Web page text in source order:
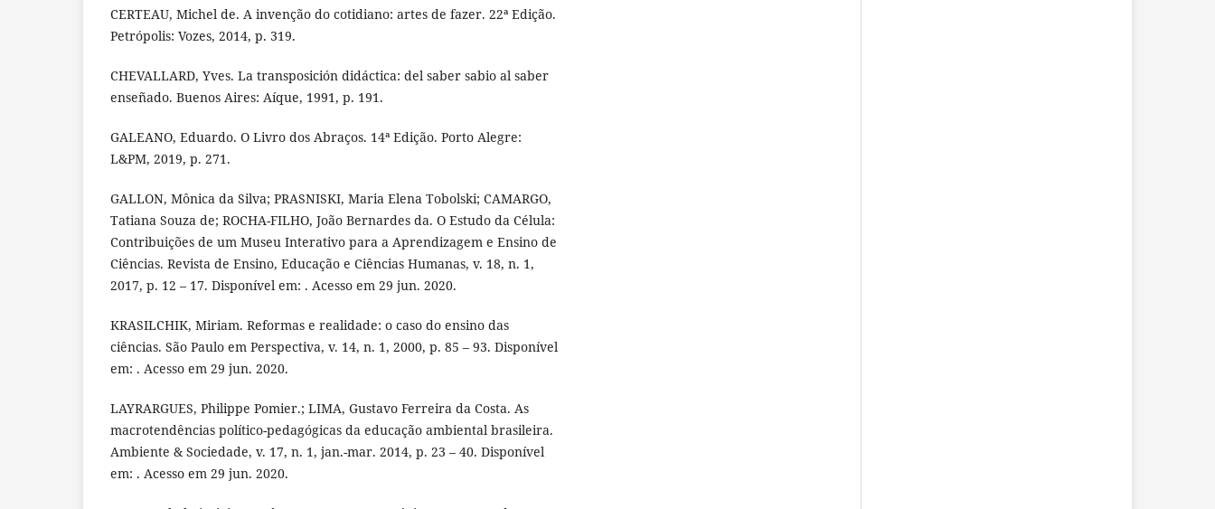
CERTEAU, Michel de. A invenção do cotidiano: artes de fazer. 22ª Edição.
Petrópolis: Vozes, 2014, p. 319.
CHEVALLARD, Yves. La transposición didáctica: del saber sabio al saber
enseñado. Buenos Aires: Aíque, 1991, p. 191.
GALEANO, Eduardo. O Livro dos Abraços. 14ª Edição. Porto Alegre:
L&PM, 2019, p. 271.
GALLON, Mônica da Silva; PRASNISKI, Maria Elena Tobolski; CAMARGO,
Tatiana Souza de; ROCHA-FILHO, João Bernardes da. O Estudo da Célula:
Contribuições de um Museu Interativo para a Aprendizagem e Ensino de
Ciências. Revista de Ensino, Educação e Ciências Humanas, v. 18, n. 1,
2017, p. 12 – 17. Disponível em: . Acesso em 29 jun. 2020.
KRASILCHIK, Miriam. Reformas e realidade: o caso do ensino das
ciências. São Paulo em Perspectiva, v. 14, n. 1, 2000, p. 85 – 93. Disponível
em: . Acesso em 29 jun. 2020.
LAYRARGUES, Philippe Pomier.; LIMA, Gustavo Ferreira da Costa. As
macrotendências político-pedagógicas da educação ambiental brasileira.
Ambiente & Sociedade, v. 17, n. 1, jan.-mar. 2014, p. 23 – 40. Disponível
em: . Acesso em 29 jun. 2020.